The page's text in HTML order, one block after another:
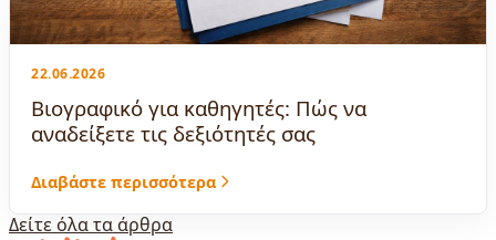
22.06.2026
Βιογραφικό για καθηγητές: Πώς να
αναδείξετε τις δεξιότητές σας
Διαβάστε περισσότερα
Δείτε όλα τα άρθρα